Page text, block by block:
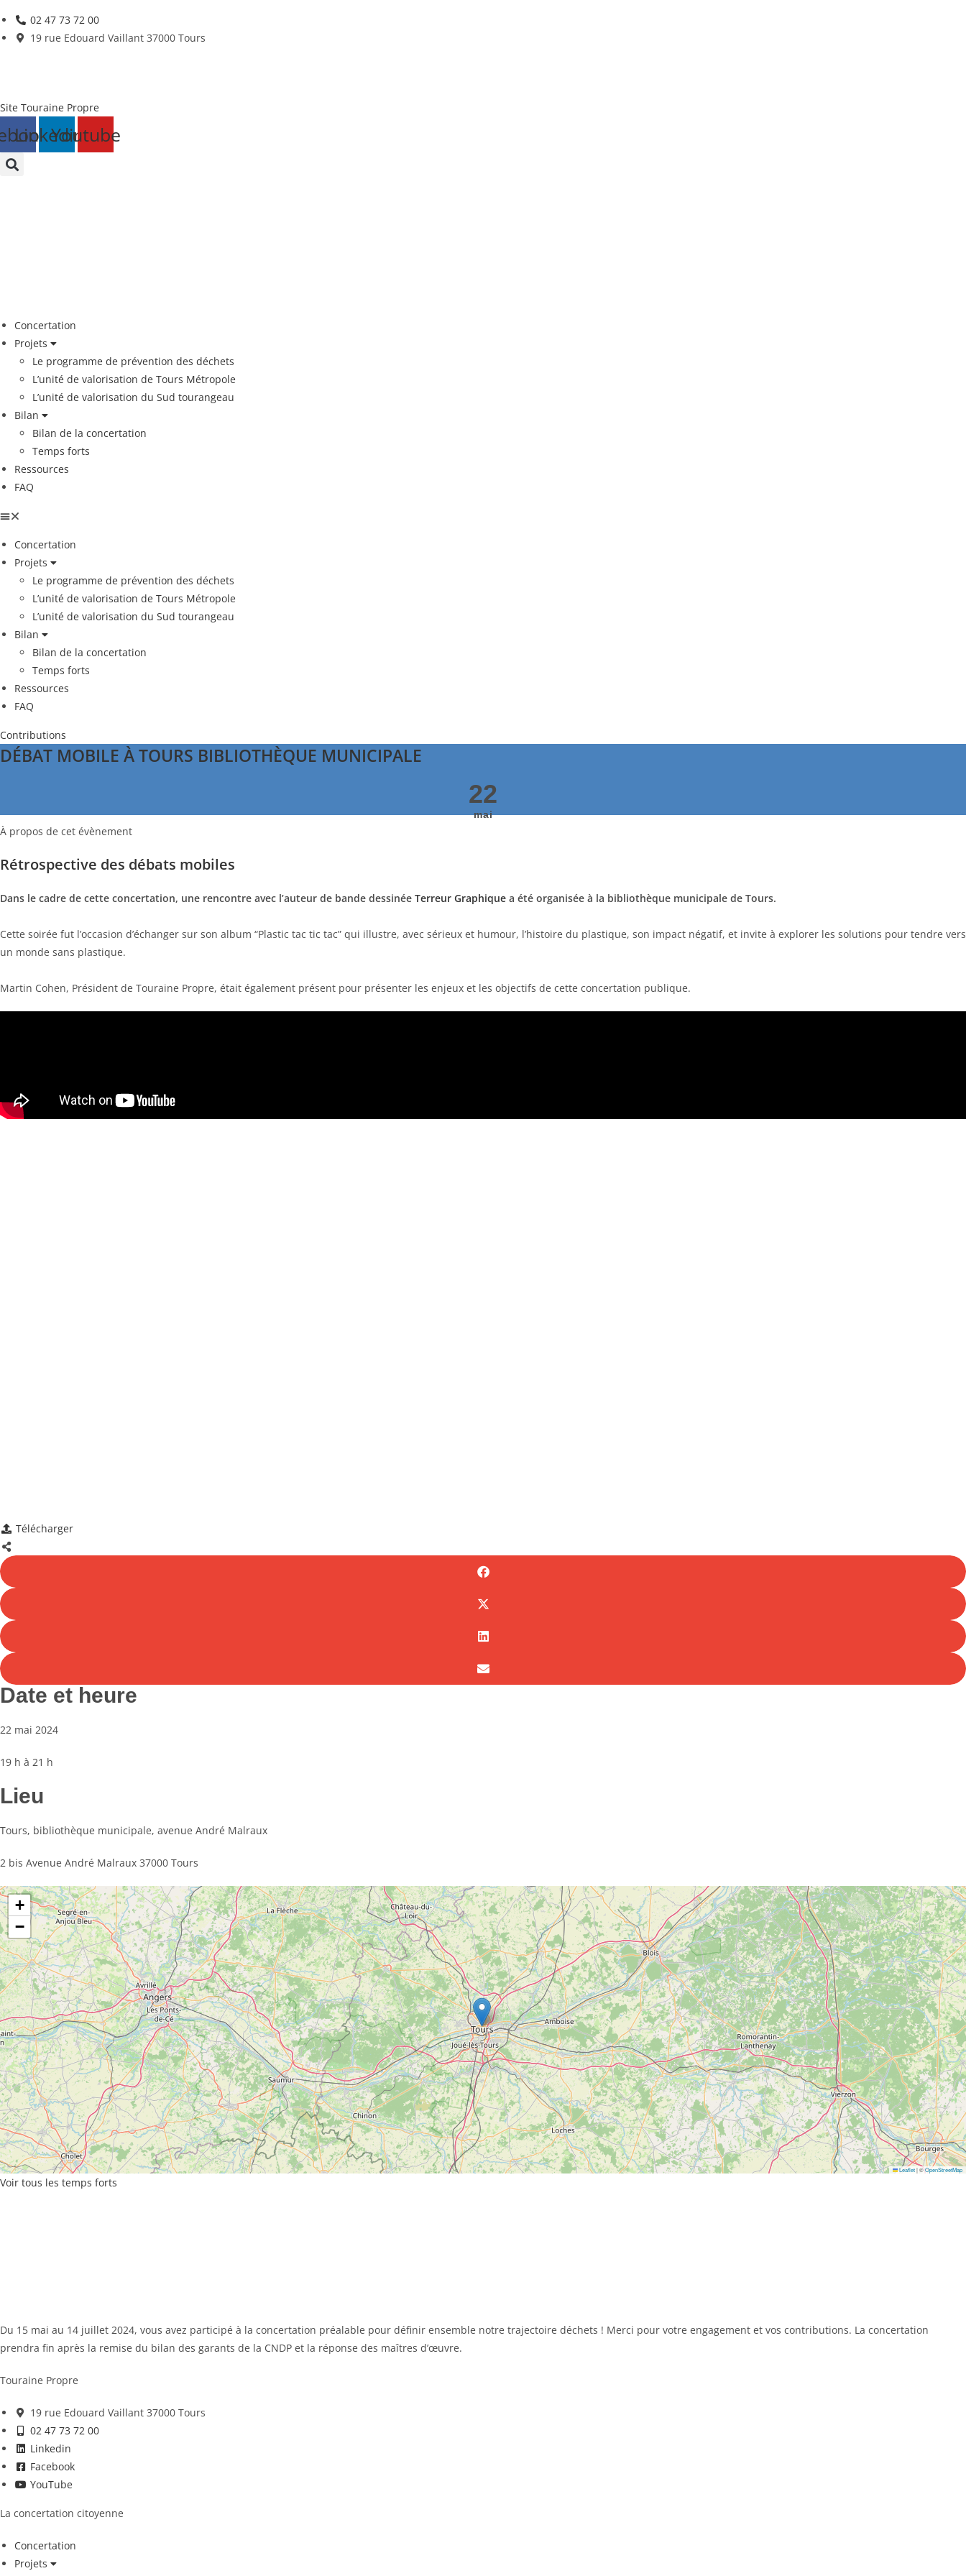
Skip
to
02 47 73 72 00
19 rue Edouard Vaillant 37000 Tours
Site Touraine Propre
LinkedinYoutube
Concertation
Projets
Le programme de prévention des déchets
L’unité de valorisation de Tours Métropole
L’unité de valorisation du Sud tourangeau
Bilan
Bilan de la concertation
Temps forts
Ressources
FAQ
Concertation
Projets
Le programme de prévention des déchets
L’unité de valorisation de Tours Métropole
L’unité de valorisation du Sud tourangeau
Bilan
Bilan de la concertation
Temps forts
Ressources
FAQ
Contributions
DÉBAT MOBILE À TOURS BIBLIOTHÈQUE MUNICIPALE
22
mai
À propos de cet évènement
Rétrospective des débats mobiles
Dans le cadre de cette concertation, une rencontre avec l’auteur de bande dessinée Terreur Graphique a été organisée à la bibliothèque municipale de Tours.
Cette soirée fut l’occasion d’échanger sur son album “Plastic tac tic tac” qui illustre, avec sérieux et humour, l’histoire du plastique, son impact négatif, et invite à explorer les solutions pour tendre vers
un monde sans plastique.
Martin Cohen, Président de Touraine Propre, était également présent pour présenter les enjeux et les objectifs de cette concertation publique.
Télécharger
Date et heure
22 mai 2024
19 h à 21 h
Lieu
Tours, bibliothèque municipale, avenue André Malraux
2 bis Avenue André Malraux 37000 Tours
+
−
Leaflet|©OpenStreetMap
Voir tous les temps forts
Du 15 mai au 14 juillet 2024, vous avez participé à la concertation préalable pour définir ensemble notre trajectoire déchets ! Merci pour votre engagement et vos contributions. La concertation
prendra fin après la remise du bilan des garants de la CNDP et la réponse des maîtres d’œuvre.
Touraine Propre
19 rue Edouard Vaillant 37000 Tours
02 47 73 72 00
Linkedin
Facebook
YouTube
La concertation citoyenne
Concertation
Projets